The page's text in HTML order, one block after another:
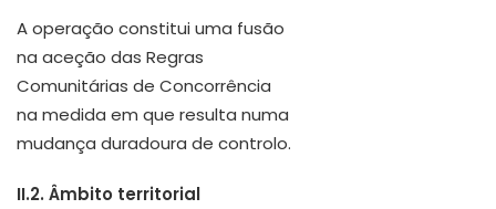
A operação constitui uma fusão
na aceção das Regras
Comunitárias de Concorrência
na medida em que resulta numa
mudança duradoura de controlo.
II.2. Âmbito territorial